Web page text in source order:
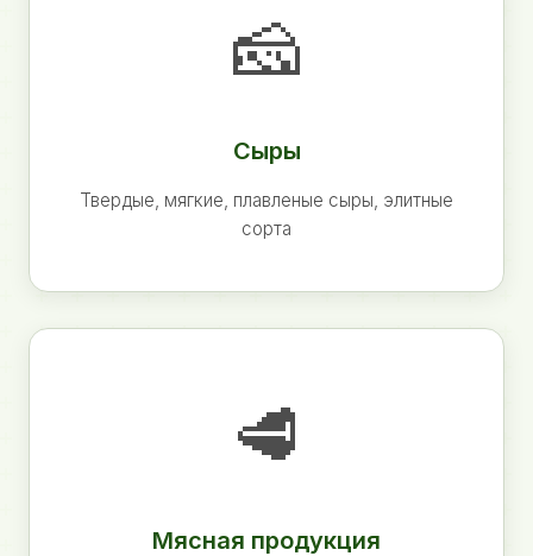
🧀
Сыры
Твердые, мягкие, плавленые сыры, элитные
сорта
🥩
Мясная продукция